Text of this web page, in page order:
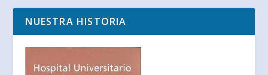
NUESTRA HISTORIA